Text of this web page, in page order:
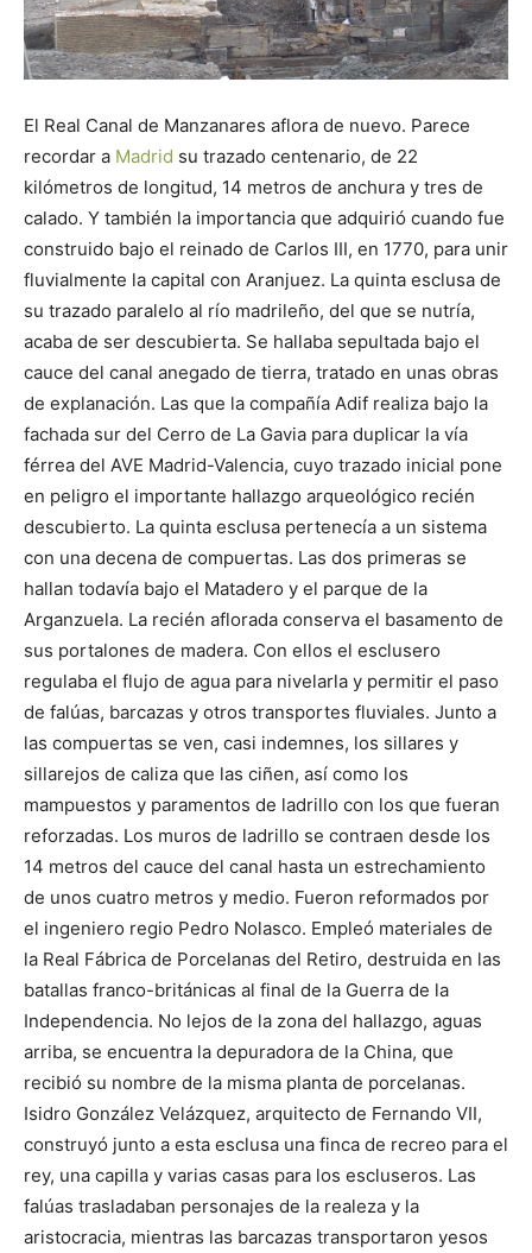
El Real Canal de Manzanares aflora de nuevo. Parece
recordar a Madrid su trazado centenario, de 22
kilómetros de longitud, 14 metros de anchura y tres de
calado. Y también la importancia que adquirió cuando fue
construido bajo el reinado de Carlos III, en 1770, para unir
fluvialmente la capital con Aranjuez. La quinta esclusa de
su trazado paralelo al río madrileño, del que se nutría,
acaba de ser descubierta. Se hallaba sepultada bajo el
cauce del canal anegado de tierra, tratado en unas obras
de explanación. Las que la compañía Adif realiza bajo la
fachada sur del Cerro de La Gavia para duplicar la vía
férrea del AVE Madrid-Valencia, cuyo trazado inicial pone
en peligro el importante hallazgo arqueológico recién
descubierto. La quinta esclusa pertenecía a un sistema
con una decena de compuertas. Las dos primeras se
hallan todavía bajo el Matadero y el parque de la
Arganzuela. La recién aflorada conserva el basamento de
sus portalones de madera. Con ellos el esclusero
regulaba el flujo de agua para nivelarla y permitir el paso
de falúas, barcazas y otros transportes fluviales. Junto a
las compuertas se ven, casi indemnes, los sillares y
sillarejos de caliza que las ciñen, así como los
mampuestos y paramentos de ladrillo con los que fueran
reforzadas. Los muros de ladrillo se contraen desde los
14 metros del cauce del canal hasta un estrechamiento
de unos cuatro metros y medio. Fueron reformados por
el ingeniero regio Pedro Nolasco. Empleó materiales de
la Real Fábrica de Porcelanas del Retiro, destruida en las
batallas franco-británicas al final de la Guerra de la
Independencia. No lejos de la zona del hallazgo, aguas
arriba, se encuentra la depuradora de la China, que
recibió su nombre de la misma planta de porcelanas.
Isidro González Velázquez, arquitecto de Fernando VII,
construyó junto a esta esclusa una finca de recreo para el
rey, una capilla y varias casas para los escluseros. Las
falúas trasladaban personajes de la realeza y la
aristocracia, mientras las barcazas transportaron yesos